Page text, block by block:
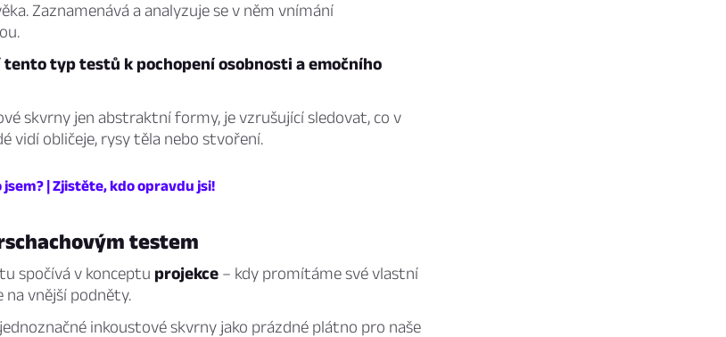
Zaznamenává a analyzuje se v něm vnímání
tento typ testů k pochopení osobnosti a emočního
skvrny jen abstraktní formy, je vzrušující sledovat, co v
vidí obličeje, rysy těla nebo stvoření.
| Zjistěte, kdo opravdu jsi!
testem
spočívá v konceptu projekce – kdy promítáme své vlastní
na vnější podněty.
inkoustové skvrny jako prázdné plátno pro naše